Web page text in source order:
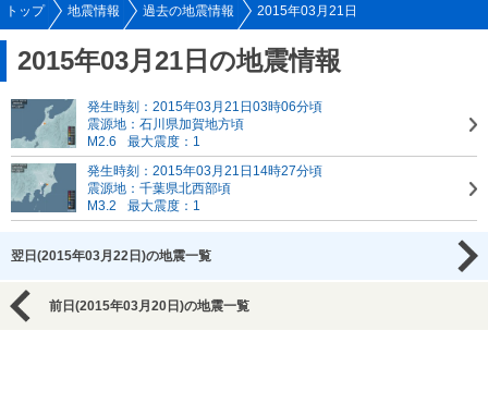
トップ 地震情報 過去の地震情報 2015年03月21日
2015年03月21日の地震情報
発生時刻：2015年03月21日03時06分頃
震源地：石川県加賀地方頃
M2.6
最大震度：1
発生時刻：2015年03月21日14時27分頃
震源地：千葉県北西部頃
M3.2
最大震度：1
翌日(2015年03月22日)の地震一覧
前日(2015年03月20日)の地震一覧